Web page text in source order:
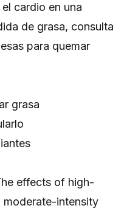
cardio en una
de grasa, consulta
para quemar
grasa
effects of high-
moderate-intensity